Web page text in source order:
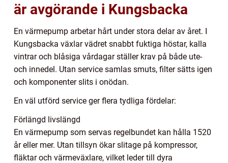
är avgörande i Kungsbacka
En värmepump arbetar hårt under stora delar av året. I
Kungsbacka växlar vädret snabbt fuktiga höstar, kalla
vintrar och blåsiga vårdagar ställer krav på både ute-
och innedel. Utan service samlas smuts, filter sätts igen
och komponenter slits i onödan.
En väl utförd service ger flera tydliga fördelar:
Förlängd livslängd
En värmepump som servas regelbundet kan hålla 1520
år eller mer. Utan tillsyn ökar slitage på kompressor,
fläktar och värmeväxlare, vilket leder till dyra